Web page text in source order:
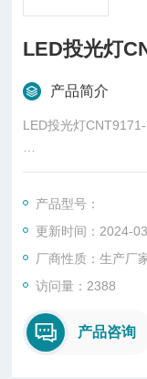
LED投光灯
产品简介
LED投光灯
灯具特点:
功耗，符合“能源之
开路保护功能，并输
高达100000小时以上
电源具有良好的电
产品型号：
更新时间：2024-
厂商性质：生产厂
访问量：2388
产品咨询